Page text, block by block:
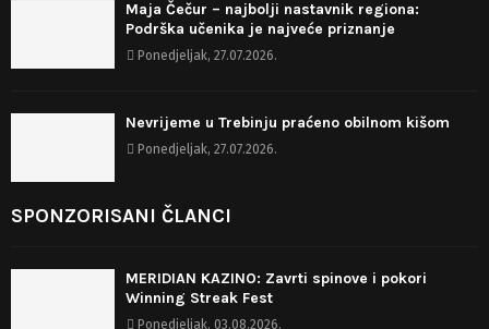
Maja Čečur – najbolji nastavnik regiona:
Podrška učenika je najveće priznanje
Ponedjeljak, 27.07.2026.
Nevrijeme u Trebinju praćeno obilnom kišom
Ponedjeljak, 27.07.2026.
SPONZORISANI ČLANCI
MERIDIAN KAZINO: Zavrti spinove i pokori
Winning Streak Fest
Ponedjeljak, 03.08.2026.